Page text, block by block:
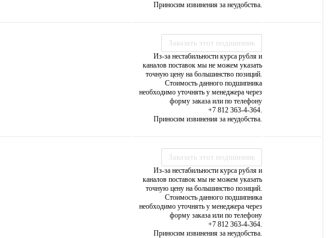
Приносим извинения за неудобства.
Заказать этот подшипник
Из-за нестабильности курса рубля и
каналов поставок мы не можем указать
точную цену на большинство позиций.
Стоимость данного подшипника
необходимо уточнять у менеджера через
форму заказа или по телефону
+7 812 363-4-364.
Приносим извинения за неудобства.
Заказать этот подшипник
Из-за нестабильности курса рубля и
каналов поставок мы не можем указать
точную цену на большинство позиций.
Стоимость данного подшипника
необходимо уточнять у менеджера через
форму заказа или по телефону
+7 812 363-4-364.
Приносим извинения за неудобства.